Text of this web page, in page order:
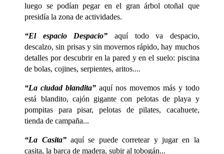
luego se podían pegar en el gran árbol otoñal que
presidía la zona de actividades.
“El espacio Despacio” aquí todo va despacio,
descalzo, sin prisas y sin movernos rápido, hay muchos
detalles por descubrir en la pared y en el suelo: piscina
de bolas, cojines, serpientes, aritos....
“La ciudad blandita” aquí nos movemos más y todo
está blandito, cajón gigante con pelotas de playa y
pompitas para pisar, pelotas de pilates, cacahuete,
tienda de campaña...
“La Casita”aquí se puede corretear y jugar en la
casita, la barca de madera, subir al tobogán...